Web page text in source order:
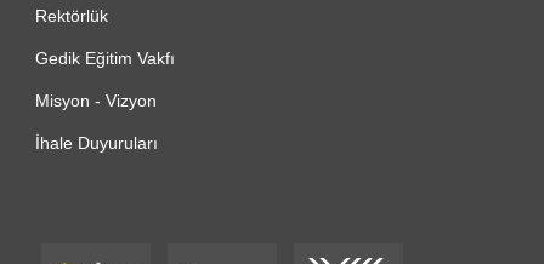
Rektörlük
Gedik Eğitim Vakfı
Misyon - Vizyon
İhale Duyuruları